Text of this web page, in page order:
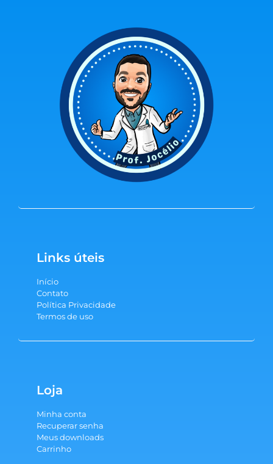
Links úteis
Início
Contato
Política Privacidade
Termos de uso
Loja
Minha conta
Recuperar senha
Meus downloads
Carrinho